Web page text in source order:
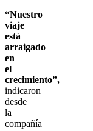
“Nuestro
viaje
está
arraigado
en
el
crecimiento”,
indicaron
desde
la
compañía